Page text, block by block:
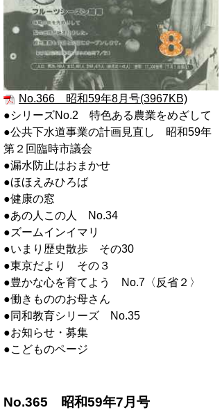
No.366 昭和59年8月号(3967KB)
●シリーズNo.2 特色ある農業をめざして
●公共下水道事業の計画見直し 昭和59年
第２回臨時市議会
●漏水防止はおまかせ
●ほほえみひろば
●健康の窓
●あの人この人 No.34
●ズームインイマリ
●いまり歴史散歩 その30
●東京だより その３
●豊かな心を育てよう No.7〈反省２〉
●働きもののお母さん
●同和教育シリーズ No.35
●お知らせ・募集
●こどものページ
No.365 昭和59年7月号